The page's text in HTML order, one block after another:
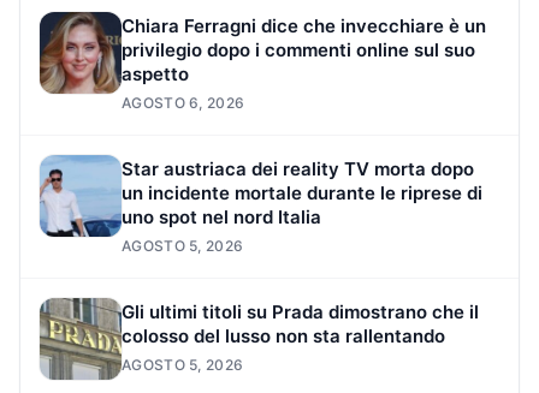
Chiara Ferragni dice che invecchiare è un
privilegio dopo i commenti online sul suo
aspetto
AGOSTO 6, 2026
Star austriaca dei reality TV morta dopo
un incidente mortale durante le riprese di
uno spot nel nord Italia
AGOSTO 5, 2026
Gli ultimi titoli su Prada dimostrano che il
colosso del lusso non sta rallentando
AGOSTO 5, 2026